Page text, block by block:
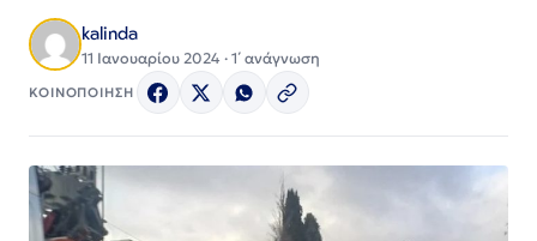
kalinda
11 Ιανουαρίου 2024 · 1΄ ανάγνωση
ΚΟΙΝΟΠΟΙΗΣΗ